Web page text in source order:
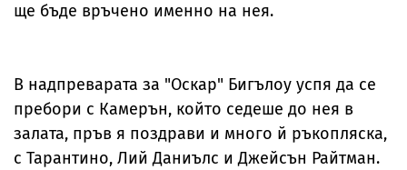
ще бъде връчено именно на нея.
В надпреварата за "Оскар" Бигълоу успя да се
пребори с Камерън, който седеше до нея в
залата, пръв я поздрави и много й ръкопляска,
с Тарантино, Лий Даниълс и Джейсън Райтман.